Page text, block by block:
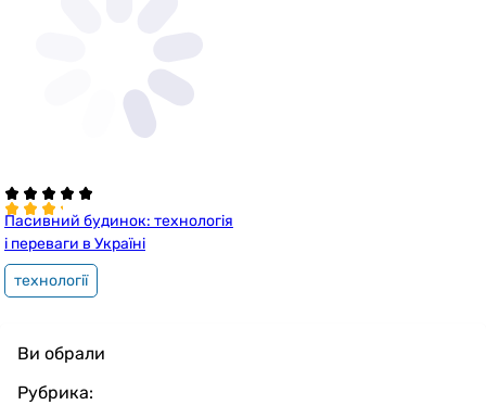
Пасивний будинок: технологія
і переваги в Україні
технології
Ви обрали
Рубрика: